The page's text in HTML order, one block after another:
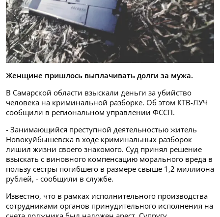
Женщине пришлось выплачивать долги за мужа.
В Самарской области взыскали деньги за убийство
человека на криминальной разборке. Об этом КТВ-ЛУЧ
сообщили в региональном управлении ФССП.
- Занимающийся преступной деятельностью житель
Новокуйбышевска в ходе криминальных разборок
лишил жизни своего знакомого. Суд принял решение
взыскать с виновного компенсацию морального вреда в
пользу сестры погибшего в размере свыше 1,2 миллиона
рублей, - сообщили в службе.
Известно, что в рамках исполнительного производства
сотрудниками органов принудительного исполнения на